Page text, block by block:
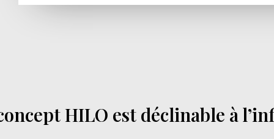
HILO est déclinable à